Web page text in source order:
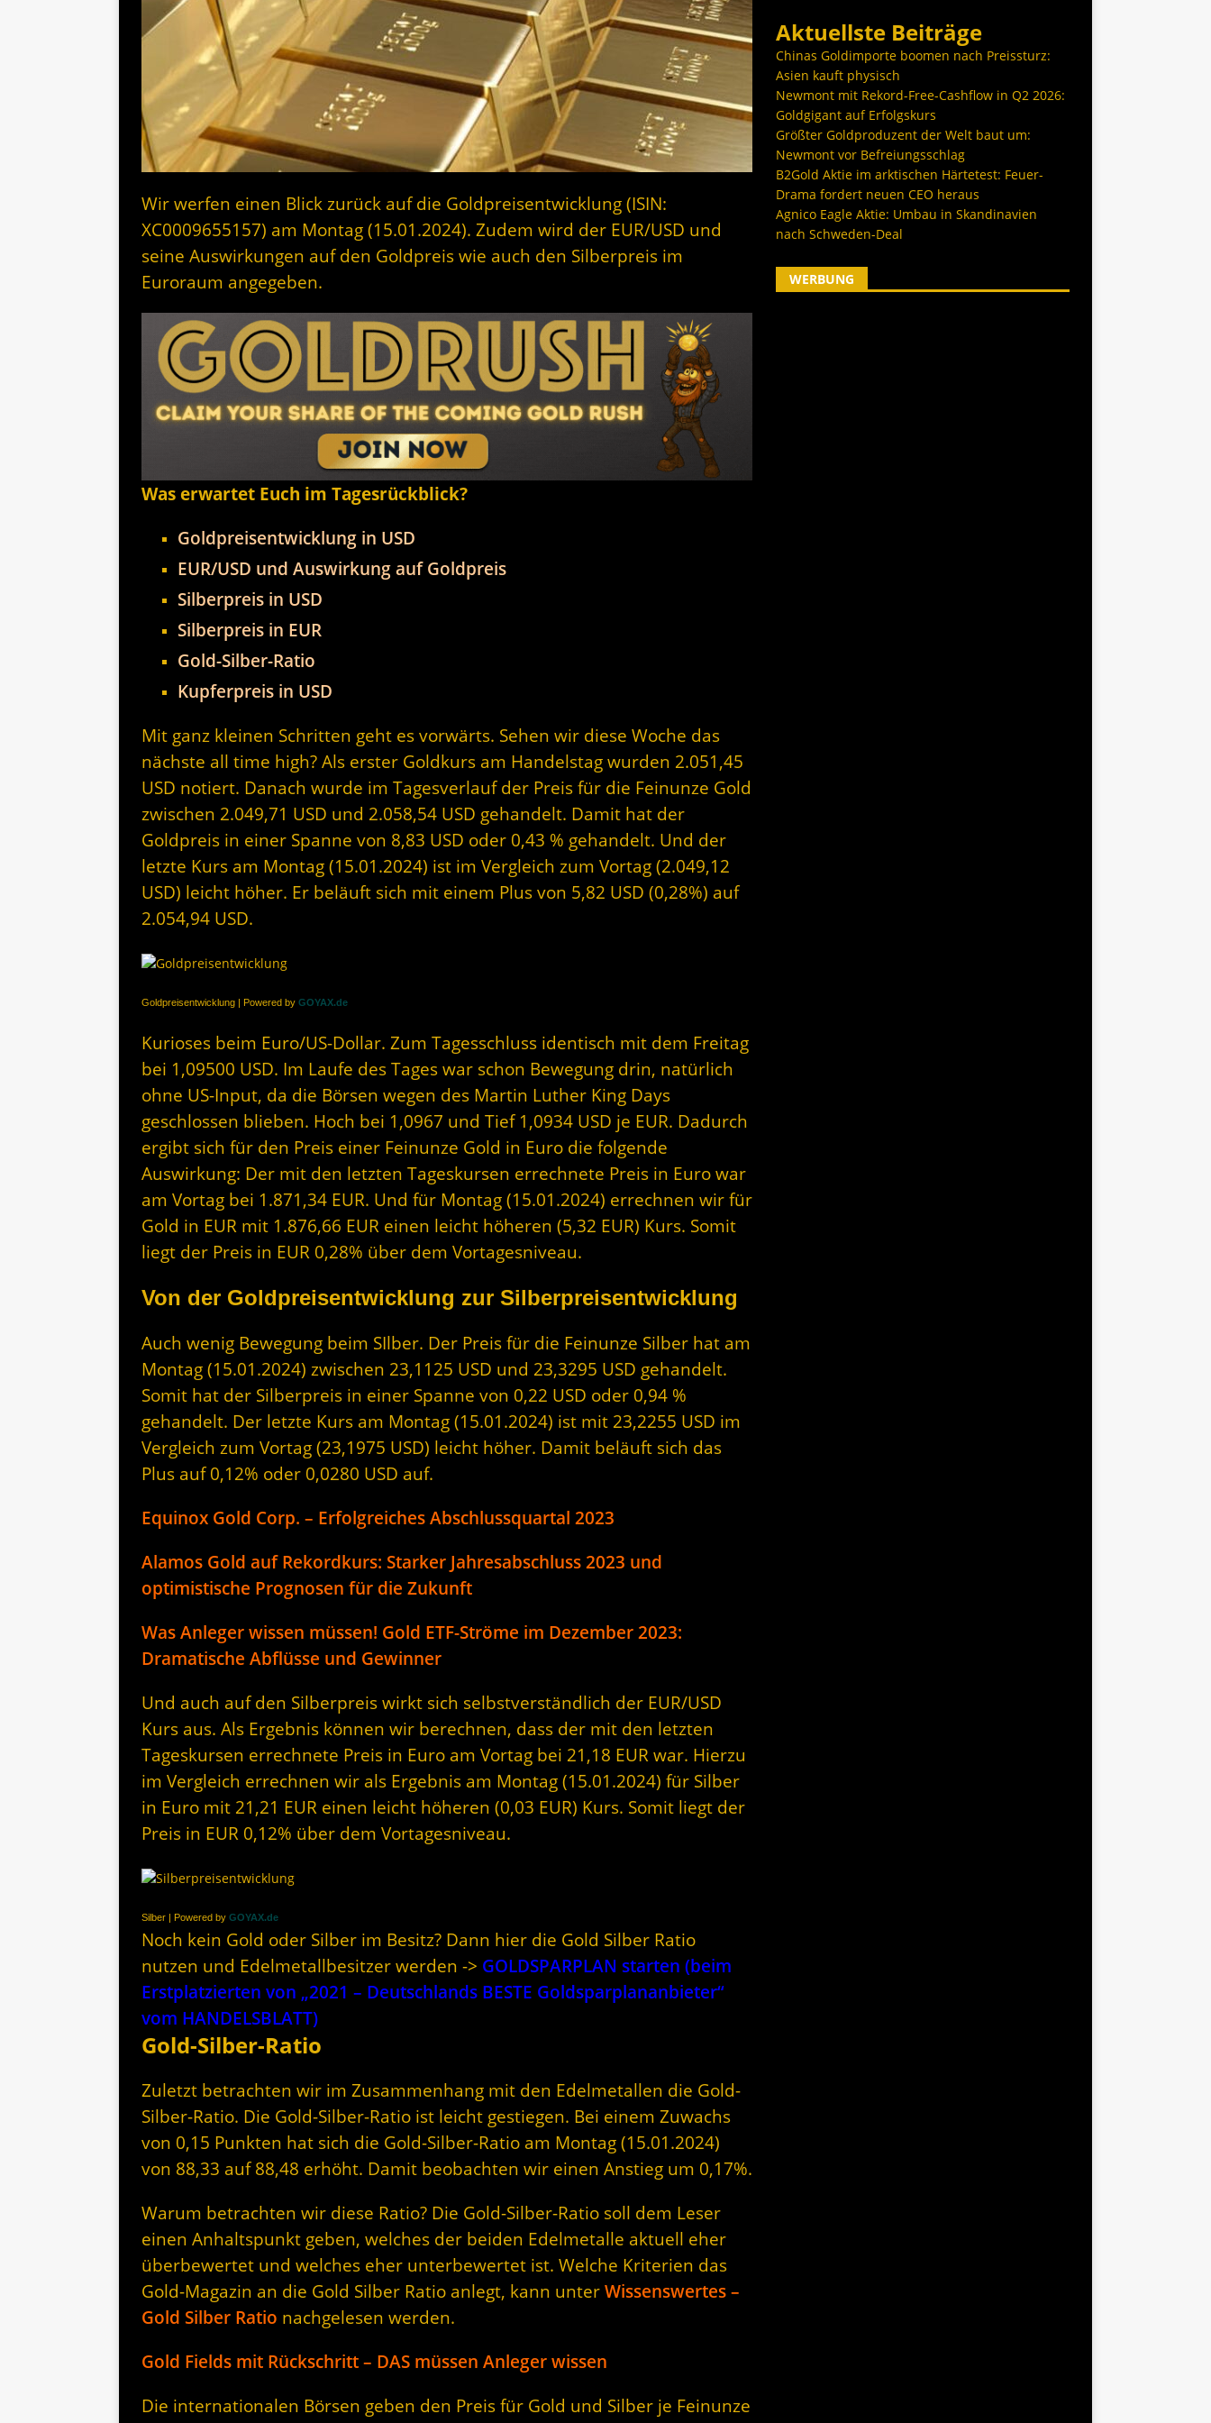
Wir werfen einen Blick zurück auf die Goldpreisentwicklung (ISIN:
XC0009655157) am Montag (15.01.2024). Zudem wird der EUR/USD und
seine Auswirkungen auf den Goldpreis wie auch den Silberpreis im
Euroraum angegeben.
Was erwartet Euch im Tagesrückblick?
Goldpreisentwicklung in USD
EUR/USD und Auswirkung auf Goldpreis
Silberpreis in USD
Silberpreis in EUR
Gold-Silber-Ratio
Kupferpreis in USD
Mit ganz kleinen Schritten geht es vorwärts. Sehen wir diese Woche das
nächste all time high? Als erster Goldkurs am Handelstag wurden 2.051,45
USD notiert. Danach wurde im Tagesverlauf der Preis für die Feinunze Gold
zwischen 2.049,71 USD und 2.058,54 USD gehandelt. Damit hat der
Goldpreis in einer Spanne von 8,83 USD oder 0,43 % gehandelt. Und der
letzte Kurs am Montag (15.01.2024) ist im Vergleich zum Vortag (2.049,12
USD) leicht höher. Er beläuft sich mit einem Plus von 5,82 USD (0,28%) auf
2.054,94 USD.
Goldpreisentwicklung | Powered by GOYAX.de
Kurioses beim Euro/US-Dollar. Zum Tagesschluss identisch mit dem Freitag
bei 1,09500 USD. Im Laufe des Tages war schon Bewegung drin, natürlich
ohne US-Input, da die Börsen wegen des Martin Luther King Days
geschlossen blieben. Hoch bei 1,0967 und Tief 1,0934 USD je EUR. Dadurch
ergibt sich für den Preis einer Feinunze Gold in Euro die folgende
Auswirkung: Der mit den letzten Tageskursen errechnete Preis in Euro war
am Vortag bei 1.871,34 EUR. Und für Montag (15.01.2024) errechnen wir für
Gold in EUR mit 1.876,66 EUR einen leicht höheren (5,32 EUR) Kurs. Somit
liegt der Preis in EUR 0,28% über dem Vortagesniveau.
Von der Goldpreisentwicklung zur Silberpreisentwicklung
Auch wenig Bewegung beim SIlber. Der Preis für die Feinunze Silber hat am
Montag (15.01.2024) zwischen 23,1125 USD und 23,3295 USD gehandelt.
Somit hat der Silberpreis in einer Spanne von 0,22 USD oder 0,94 %
gehandelt. Der letzte Kurs am Montag (15.01.2024) ist mit 23,2255 USD im
Vergleich zum Vortag (23,1975 USD) leicht höher. Damit beläuft sich das
Plus auf 0,12% oder 0,0280 USD auf.
Equinox Gold Corp. – Erfolgreiches Abschlussquartal 2023
Alamos Gold auf Rekordkurs: Starker Jahresabschluss 2023 und
optimistische Prognosen für die Zukunft
Was Anleger wissen müssen! Gold ETF-Ströme im Dezember 2023:
Dramatische Abflüsse und Gewinner
Und auch auf den Silberpreis wirkt sich selbstverständlich der EUR/USD
Kurs aus. Als Ergebnis können wir berechnen, dass der mit den letzten
Tageskursen errechnete Preis in Euro am Vortag bei 21,18 EUR war. Hierzu
im Vergleich errechnen wir als Ergebnis am Montag (15.01.2024) für Silber
in Euro mit 21,21 EUR einen leicht höheren (0,03 EUR) Kurs. Somit liegt der
Preis in EUR 0,12% über dem Vortagesniveau.
Silber | Powered by GOYAX.de
Noch kein Gold oder Silber im Besitz? Dann hier die Gold Silber Ratio
nutzen und Edelmetallbesitzer werden -> GOLDSPARPLAN starten (beim
Erstplatzierten von „2021 – Deutschlands BESTE Goldsparplananbieter“
vom HANDELSBLATT)
Gold-Silber-Ratio
Zuletzt betrachten wir im Zusammenhang mit den Edelmetallen die Gold-
Silber-Ratio. Die Gold-Silber-Ratio ist leicht gestiegen. Bei einem Zuwachs
von 0,15 Punkten hat sich die Gold-Silber-Ratio am Montag (15.01.2024)
von 88,33 auf 88,48 erhöht. Damit beobachten wir einen Anstieg um 0,17%.
Warum betrachten wir diese Ratio? Die Gold-Silber-Ratio soll dem Leser
einen Anhaltspunkt geben, welches der beiden Edelmetalle aktuell eher
überbewertet und welches eher unterbewertet ist. Welche Kriterien das
Gold-Magazin an die Gold Silber Ratio anlegt, kann unter Wissenswertes –
Gold Silber Ratio nachgelesen werden.
Gold Fields mit Rückschritt – DAS müssen Anleger wissen
Die internationalen Börsen geben den Preis für Gold und Silber je Feinunze
Aktuellste Beiträge
Chinas Goldimporte boomen nach Preissturz:
Asien kauft physisch
Newmont mit Rekord-Free-Cashflow in Q2 2026:
Goldgigant auf Erfolgskurs
Größter Goldproduzent der Welt baut um:
Newmont vor Befreiungsschlag
B2Gold Aktie im arktischen Härtetest: Feuer-
Drama fordert neuen CEO heraus
Agnico Eagle Aktie: Umbau in Skandinavien
nach Schweden-Deal
WERBUNG